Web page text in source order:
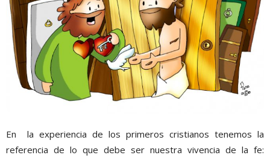
En la experiencia de los primeros cristianos tenemos la
referencia de lo que debe ser nuestra vivencia de la fe: